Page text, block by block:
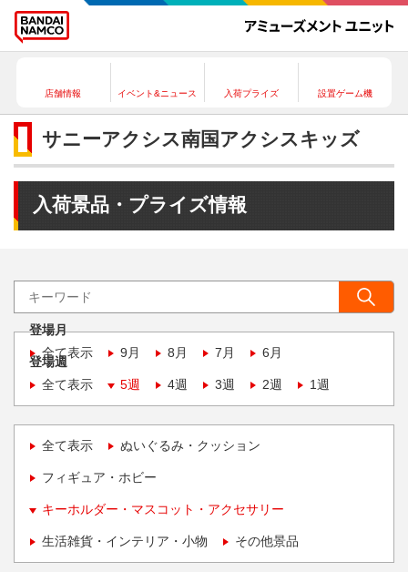
店舗情報 イベント&ニュース 入荷プライズ 設置ゲーム機
サニーアクシス南国アクシスキッズ
入荷景品・プライズ情報
登場月
全て表示
9月 8月 7月 6月
登場週
全て表示
5週 4週 3週 2週 1週
全て表示 ぬいぐるみ・クッション
フィギュア・ホビー
キーホルダー・マスコット・アクセサリー
生活雑貨・インテリア・小物 その他景品